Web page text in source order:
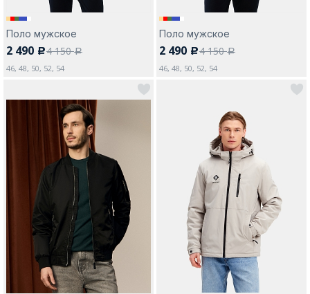
Поло мужское
2 490 c4 150a
46, 48, 50, 52, 54
Поло мужское
2 490 c4 150a
46, 48, 50, 52, 54